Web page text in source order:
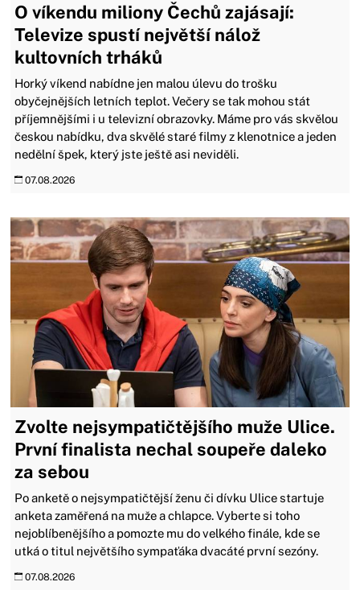
O víkendu miliony Čechů zajásají:
Televize spustí největší nálož
kultovních trháků
Horký víkend nabídne jen malou úlevu do trošku
obyčejnějších letních teplot. Večery se tak mohou stát
příjemnějšími i u televizní obrazovky. Máme pro vás skvělou
českou nabídku, dva skvělé staré filmy z klenotnice a jeden
nedělní špek, který jste ještě asi neviděli.
07.08.2026
Zvolte nejsympatičtějšího muže Ulice.
První finalista nechal soupeře daleko
za sebou
Po anketě o nejsympatičtější ženu či dívku Ulice startuje
anketa zaměřená na muže a chlapce. Vyberte si toho
nejoblíbenějšího a pomozte mu do velkého finále, kde se
utká o titul největšího sympaťáka dvacáté první sezóny.
07.08.2026